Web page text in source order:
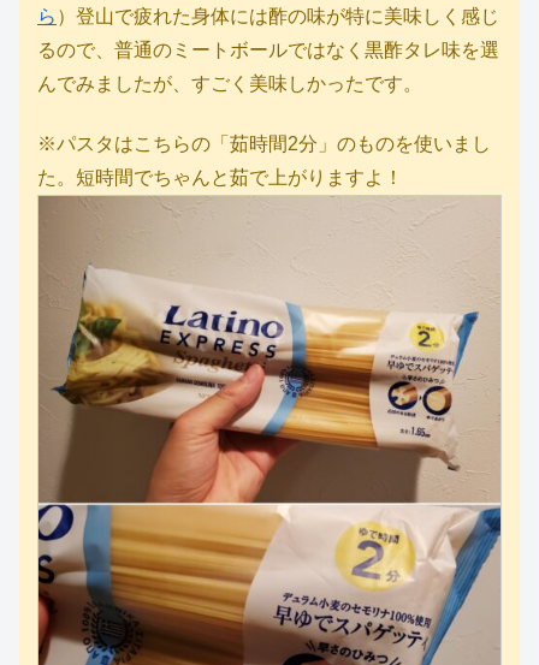
ら ）登山で疲れた身体には酢の味が特に美味しく感じ
るので、普通のミートボールではなく黒酢タレ味を選
んでみましたが、すごく美味しかったです。
※パスタはこちらの「茹時間2分」のものを使いまし
た。短時間でちゃんと茹で上がりますよ！